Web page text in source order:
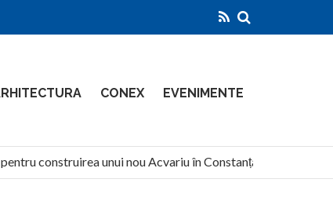
CONEX EVENIMENTE
construirea unui nou Acvariu în Constanța